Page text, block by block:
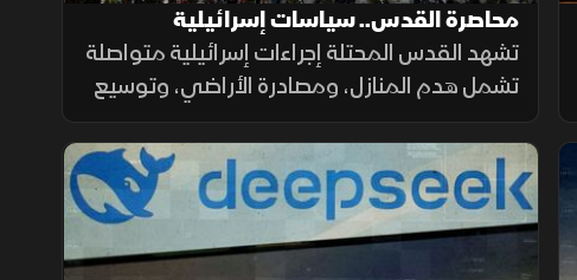
محاصرة القدس.. سياسات إسرائيلية
تشهد القدس المحتلة إجراءات إسرائيلية متواصلة
تشمل هدم المنازل، ومصادرة الأراضي، وتوسيع
المستوطنات، وتسوية الأراضي، وسط تحذيرات
من تغيير الواقع الديموغرافي والجغرافي
للمدينة.